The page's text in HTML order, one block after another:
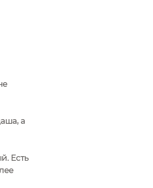
а
Есть